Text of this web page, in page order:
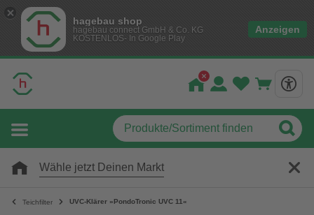
hagebau shop
hagebau connect GmbH & Co. KG
KOSTENLOS- In Google Play
Anzeigen
Wähle jetzt Deinen Markt
Teichfilter UVC-Klärer »PondoTronic UVC 11«